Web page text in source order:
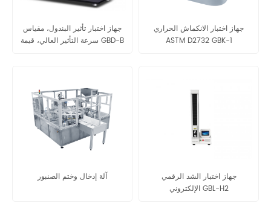
جهاز اختبار تأثير البندول، مقياس
سرعة التأثير العالي، قيمة GBD-B
جهاز اختبار الانكماش الحراري
ASTM D2732 GBK-1
آلة إدخال وختم الصنبور
جهاز اختبار الشد الرقمي
الإلكتروني GBL-H2